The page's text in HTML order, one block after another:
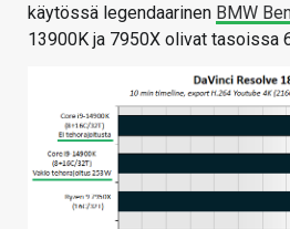
käytössä legendaarinen BMW
13900K ja 7950X olivat tasoissa